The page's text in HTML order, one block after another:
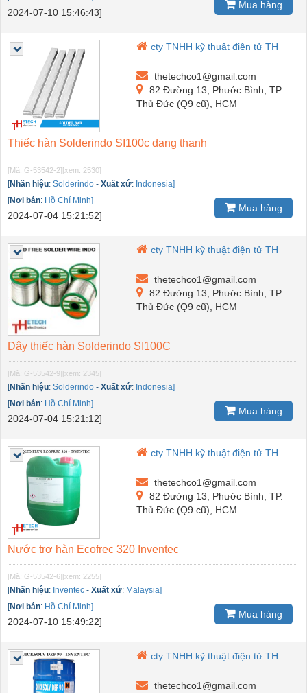
2024-07-10 15:46:43]
Mua hàng
cty TNHH kỹ thuật điện tử TH
thetechco1@gmail.com
82 Đường 13, Phước Bình, TP.
Thủ Đức (Q9 cũ), HCM
Thiếc hàn Solderindo SI100c dạng thanh
[Mã: G-53542-2] [xem: 2530]
[Nhãn hiệu: Solderindo - Xuất xứ: Indonesia]
[Nơi bán: Hồ Chí Minh]
2024-07-04 15:21:52]
Mua hàng
cty TNHH kỹ thuật điện tử TH
thetechco1@gmail.com
82 Đường 13, Phước Bình, TP.
Thủ Đức (Q9 cũ), HCM
Dây thiếc hàn Solderindo SI100C
[Mã: G-53542-9] [xem: 2345]
[Nhãn hiệu: Solderindo - Xuất xứ: Indonesia]
[Nơi bán: Hồ Chí Minh]
2024-07-04 15:21:12]
Mua hàng
cty TNHH kỹ thuật điện tử TH
thetechco1@gmail.com
82 Đường 13, Phước Bình, TP.
Thủ Đức (Q9 cũ), HCM
Nước trợ hàn Ecofrec 320 Inventec
[Mã: G-53542-6] [xem: 2255]
[Nhãn hiệu: Inventec - Xuất xứ: Malaysia]
[Nơi bán: Hồ Chí Minh]
2024-07-10 15:49:22]
Mua hàng
cty TNHH kỹ thuật điện tử TH
thetechco1@gmail.com